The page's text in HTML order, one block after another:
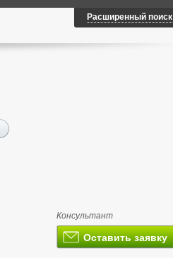
Расширенный поиск
Консультант
Оставить заявку